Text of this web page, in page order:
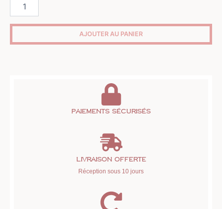
AJOUTER AU PANIER
Paiements sécurisés
Livraison offerte
Réception sous 10 jours